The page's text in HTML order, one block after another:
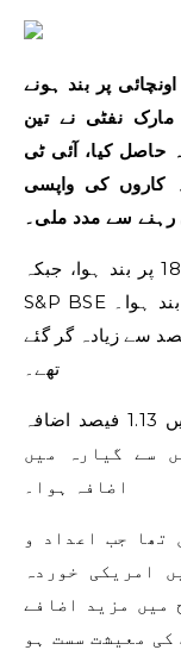
پر بند ہونے
مارک نفٹی نے تین
کو دوبارہ حاصل کیا، آئی ٹی
کاروں کی واپسی
رہنے سے مدد ملی۔
نفٹی 50 انڈیکس 0.48% بڑھ کر 18,015.85 پر بند ہوا، جبکہ
S&P BSE سینسیکس 0.40% بڑھ کر 61,275.09 پر بند ہوا۔
اشاریہ جات پہلے سیشن میں 0.4 فیصد سے زیادہ گر گئے
تھے۔
انفارمیشن ٹیکنالوجی (آئی ٹی) انڈیکس میں 1.13 فیصد اضافہ
میں سے گیارہ میں
اضافہ ہوا۔
تھا جب اعداد و
امریکی خوردہ
میں مزید اضافے
معیشت سست ہو